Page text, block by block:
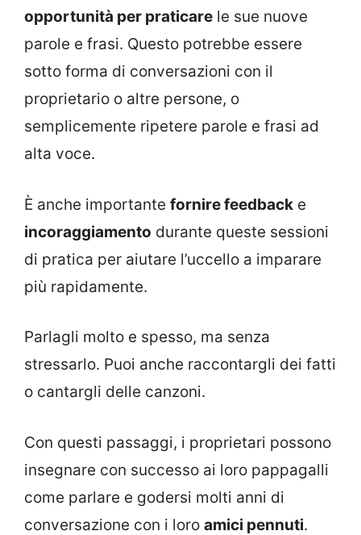
opportunità per praticare le sue nuove
parole e frasi. Questo potrebbe essere
sotto forma di conversazioni con il
proprietario o altre persone, o
semplicemente ripetere parole e frasi ad
alta voce.
È anche importante fornire feedback e
incoraggiamento durante queste sessioni
di pratica per aiutare l’uccello a imparare
più rapidamente.
Parlagli molto e spesso, ma senza
stressarlo. Puoi anche raccontargli dei fatti
o cantargli delle canzoni.
Con questi passaggi, i proprietari possono
insegnare con successo ai loro pappagalli
come parlare e godersi molti anni di
conversazione con i loro amici pennuti.